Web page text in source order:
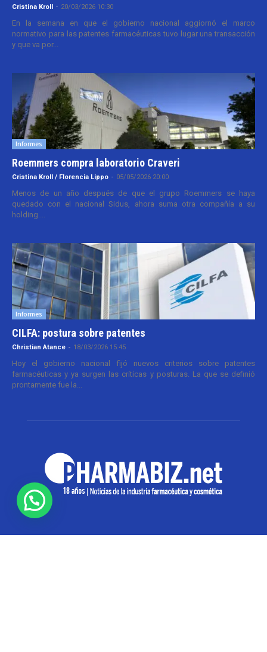
Cristina Kroll - 20/03/2026 10:30
En la semana en que el gobierno nacional aggiornó el marco
normativo para las patentes farmacéuticas tuvo lugar una transacción
y que va por...
Informes
Roemmers compra laboratorio Craveri
Cristina Kroll / Florencia Lippo - 05/05/2026 20:00
Menos de un año después de que el grupo Roemmers se haya
quedado con el nacional Sidus, ahora suma otra compañía a su
holding....
Informes
CILFA: postura sobre patentes
Christian Atance - 18/03/2026 15:45
Hoy el gobierno nacional fijó nuevos criterios sobre patentes
farmacéuticas y ya surgen las críticas y posturas. La que se definió
prontamente fue la...